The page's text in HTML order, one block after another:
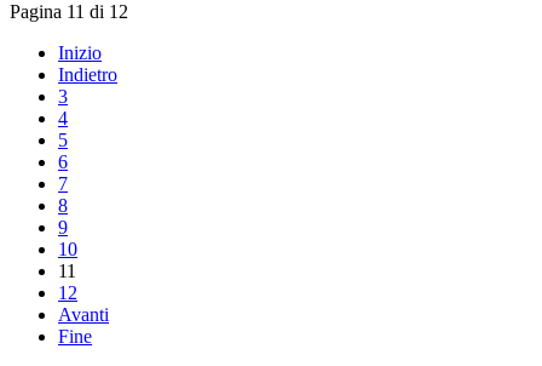
Pagina 11 di 12
Inizio
Indietro
3
4
5
6
7
8
9
10
11
12
Avanti
Fine